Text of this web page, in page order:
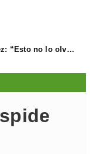
Nori Rodríguez: “Esto no lo olvidaré en la vida”